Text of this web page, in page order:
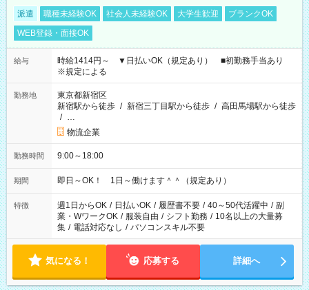
派遣 職種未経験OK 社会人未経験OK 大学生歓迎
ブランクOK
WEB登録・面接OK
給与
時給1414円～ ▼日払いOK（規定あり） ■初勤務手当あり
※規定による
勤務地
東京都新宿区
新宿駅から徒歩 / 新宿三丁目駅から徒歩 / 高田馬場駅から徒歩
/ …
物流企業
勤務時間 9:00～18:00
期間 即日～OK！ 1日～働けます＾＾（規定あり）
特徴 週1日からOK / 日払いOK / 履歴書不要 / 40～50代活躍中 / 副
業・WワークOK / 服装自由 / シフト勤務 / 10名以上の大量募
集 / 電話対応なし / パソコンスキル不要
気になる！ 応募する 詳細へ